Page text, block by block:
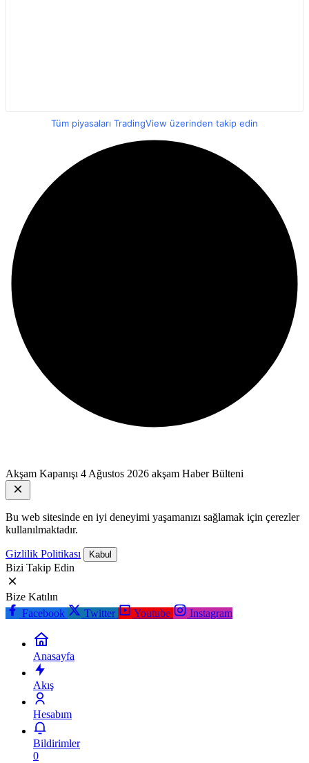
Tüm piyasaları TradingView üzerinden takip edin
Akşam Kapanışı 4 Ağustos 2026 akşam Haber Bülteni
Bu web sitesinde en iyi deneyimi yaşamanızı sağlamak için çerezler
kullanılmaktadır.
Gizlilik Politikası Kabul
Bizi Takip Edin
Bize Katılın
Facebook
Twitter Youtube Instagram
Anasayfa
Akış
Hesabım
Bildirimler
0